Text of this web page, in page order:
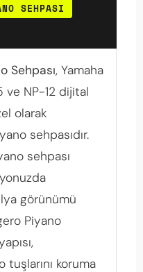
SEHPASI
Sehpası, Yamaha
ve NP-12 dijital
olarak
sehpasıdır.
sehpası
görünümü
Piyano
tuşlarını koruma